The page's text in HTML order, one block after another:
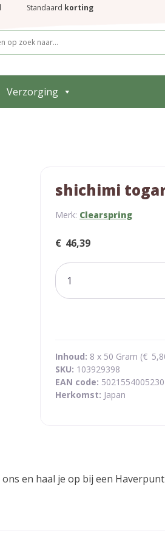
Standaard korting
Verzorging
shichimi
Merk: Clearspring
€ 46,39
shichimi
togarashi
mix
Inhoud: 8 x 50 Gram (€
SKU: 103929398
EAN code: 5021554005230
Herkomst: Japan
en haal je op bij een